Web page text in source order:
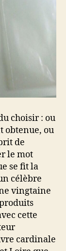
choisir : ou
obtenue, ou
de
le mot
se fit la
célèbre
vingtaine
cette
cardinale